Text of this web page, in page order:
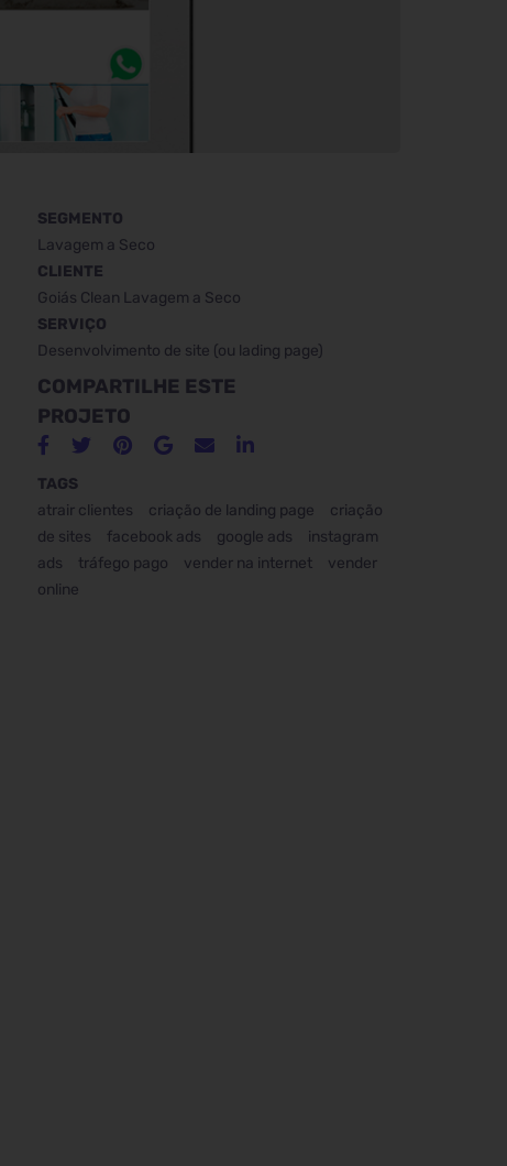
SEGMENTO
Lavagem a Seco
CLIENTE
Goiás Clean Lavagem a Seco
SERVIÇO
Desenvolvimento de site (ou lading page)
COMPARTILHE ESTE
PROJETO
TAGS
atrair clientes
criação de landing page
criação
de sites
facebook ads google ads
instagram
ads
tráfego pago vender na internet
vender
online